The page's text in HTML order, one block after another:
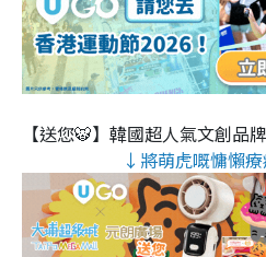
【送您🐯】韓國超人氣文創品
↓將萌虎嘅慵懶